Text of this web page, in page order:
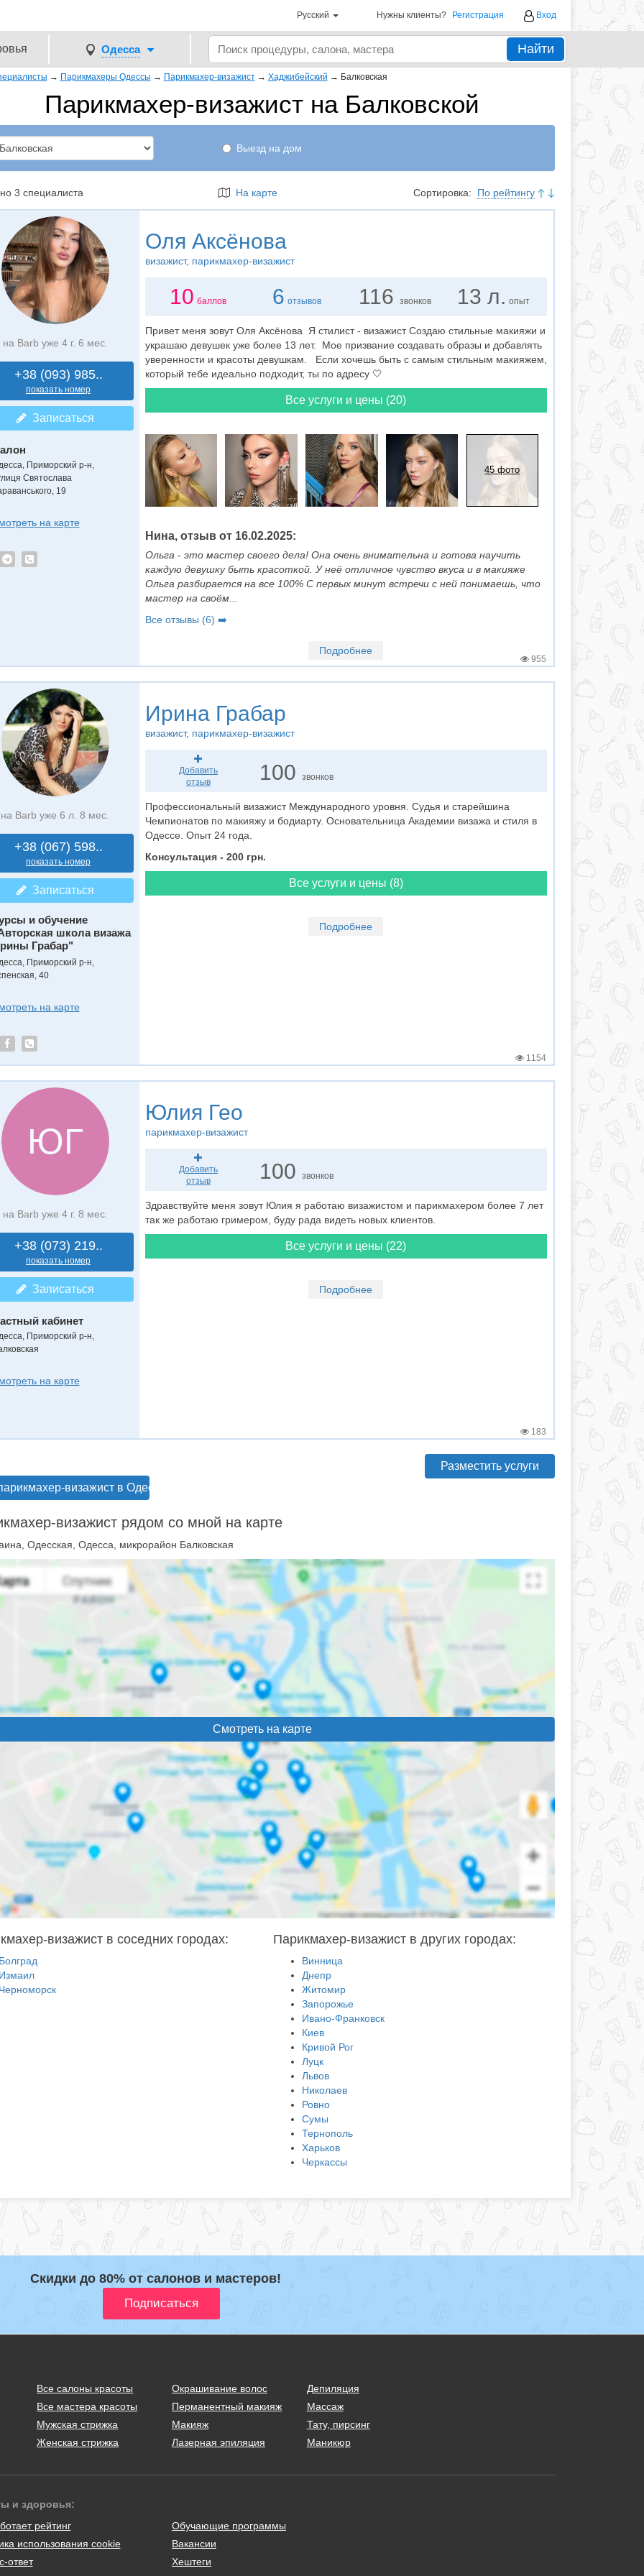
Русский Нужны клиенты? Регистрация Вход
Одесса Найти
→ Парикмахеры Одессы → Парикмахер-визажист → Хаджибейский → Балковская
Парикмахер-визажист на Балковской
Выезд на дом
3 специалиста На карте Сортировка: По рейтингу
на Barb уже 4 г. 6 мес.
+38 (093) 985..
показать номер
Записаться
Приморский р-н,
Святослава
19
на карте
Оля Аксёнова
визажист, парикмахер-визажист
10 баллов 6 отзывов 116 звонков 13 л. опыт
Привет меня зовут Оля Аксёнова Я стилист - визажист Создаю стильные макияжи и
украшаю девушек уже более 13 лет. Мое призвание создавать образы и добавлять
уверенности и красоты девушкам. Если хочешь быть с самым стильным макияжем,
который тебе идеально подходит, ты по адресу 🤍
Все услуги и цены (20)
45 фото
Нина, отзыв от 16.02.2025:
Ольга - это мастер своего дела! Она очень внимательна и готова научить
каждую девушку быть красоткой. У неё отличное чувство вкуса и в макияже
Ольга разбирается на все 100% С первых минут встречи с ней понимаешь, что
мастер на своём...
Все отзывы (6) ➡️
Подробнее
955
на Barb уже 6 л. 8 мес.
+38 (067) 598..
показать номер
Записаться
и обучение
школа визажа
Грабар"
Приморский р-н,
40
на карте
Ирина Грабар
визажист, парикмахер-визажист
Добавить
отзыв
100звонков
Профессиональный визажист Международного уровня. Судья и старейшина
Чемпионатов по макияжу и бодиарту. Основательница Академии визажа и стиля в
Одессе. Опыт 24 года.
Консультация - 200 грн.
Все услуги и цены (8)
Подробнее
1154
ЮГ
на Barb уже 4 г. 8 мес.
+38 (073) 219..
показать номер
Записаться
кабинет
Приморский р-н,
на карте
Юлия Гео
парикмахер-визажист
Добавить
отзыв
100звонков
Здравствуйте меня зовут Юлия я работаю визажистом и парикмахером более 7 лет
так же работаю гримером, буду рада видеть новых клиентов.
Все услуги и цены (22)
Подробнее
183
визажист в Одессе
Разместить услуги
визажист рядом со мной на карте
Одесская, Одесса, микрорайон Балковская
Смотреть на карте
визажист в соседних городах: Парикмахер-визажист в других городах:
Винница
Днепр
Житомир
Запорожье
Ивано-Франковск
Киев
Кривой Рог
Луцк
Львов
Николаев
Ровно
Сумы
Тернополь
Харьков
Черкассы
Скидки до 80% от салонов и мастеров!
Все салоны красоты
Все мастера красоты
Мужская стрижка
Женская стрижка
Окрашивание волос
Перманентный макияж
Макияж
Лазерная эпиляция
Депиляция
Массаж
Тату, пирсинг
Маникюр
и здоровья:
рейтинг
использования cookie
ответ
Обучающие программы
Вакансии
Хештеги